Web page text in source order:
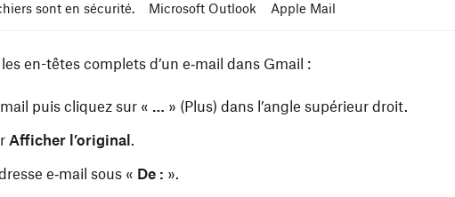
sont en sécurité. Microsoft Outlook Apple Mail
en-têtes complets d’un e‑mail dans Gmail :
puis cliquez sur « … » (Plus) dans l’angle supérieur droit.
Afficher l’original .
e‑mail sous « De : ».